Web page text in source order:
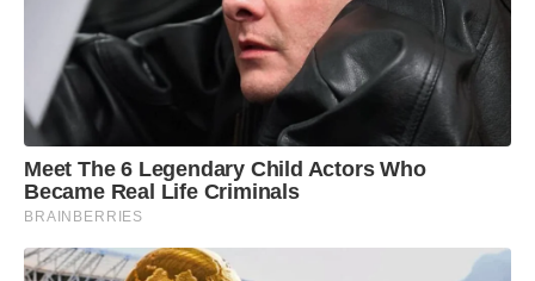
Meet The 6 Legendary Child Actors Who
Became Real Life Criminals
BRAINBERRIES